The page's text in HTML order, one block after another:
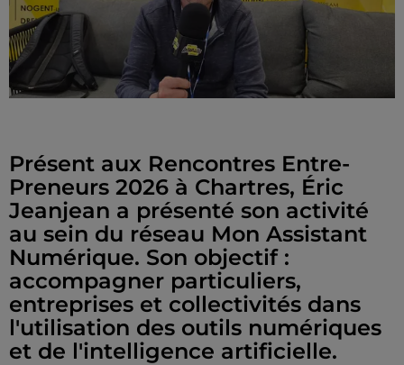
Présent aux Rencontres Entre-
Preneurs 2026 à Chartres, Éric
Jeanjean a présenté son activité
au sein du réseau Mon Assistant
Numérique. Son objectif :
accompagner particuliers,
entreprises et collectivités dans
l'utilisation des outils numériques
et de l'intelligence artificielle.